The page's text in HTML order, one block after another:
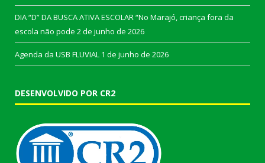
DIA “D” DA BUSCA ATIVA ESCOLAR “No Marajó, criança fora da
escola não pode 2 de junho de 2026
Agenda da USB FLUVIAL 1 de junho de 2026
DESENVOLVIDO POR CR2